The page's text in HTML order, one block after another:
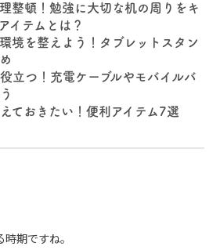
整頓！勉強に大切な机の周りをキ
イテムとは？
境を整えよう！タブレットスタン
立つ！充電ケーブルやモバイルバ
ておきたい！便利アイテム7選
期ですね。